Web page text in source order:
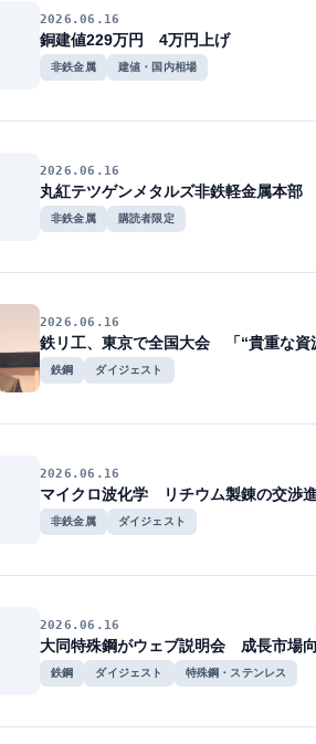
2026.06.16
銅建値229万円 4万円上げ
非鉄金属 建値・国内相場
2026.06.16
丸紅テツゲンメタルズ非鉄軽金属本
非鉄金属 購読者限定
2026.06.16
鉄リ工、東京で全国大会 「“貴重な資
鉄鋼 ダイジェスト
2026.06.16
マイクロ波化学 リチウム製錬の交渉
非鉄金属 ダイジェスト
2026.06.16
大同特殊鋼がウェブ説明会 成長市場
鉄鋼 ダイジェスト 特殊鋼・ステンレス